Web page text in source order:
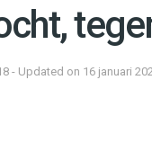
- Updated on 16 januari